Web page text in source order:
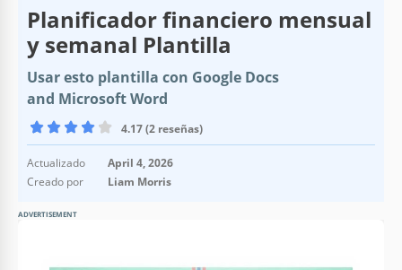
Planificador financiero mensual
y semanal Plantilla
Usar esto plantilla con Google Docs
and Microsoft Word
4.17 (2 reseñas)
Actualizado
April 4, 2026
Creado por
Liam Morris
ADVERTISEMENT